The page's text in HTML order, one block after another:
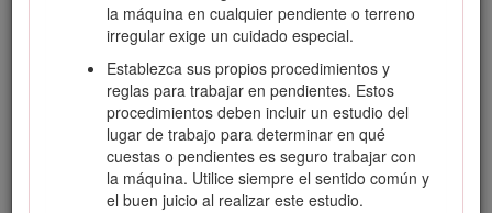
la máquina en cualquier pendiente o terreno
irregular exige un cuidado especial.
Establezca sus propios procedimientos y
reglas para trabajar en pendientes. Estos
procedimientos deben incluir un estudio del
lugar de trabajo para determinar en qué
cuestas o pendientes es seguro trabajar con
la máquina. Utilice siempre el sentido común y
el buen juicio al realizar este estudio.
considera causantes de cáncer, defectos congénitos u
otros trastornos del sistema reproductor.
Seguridad